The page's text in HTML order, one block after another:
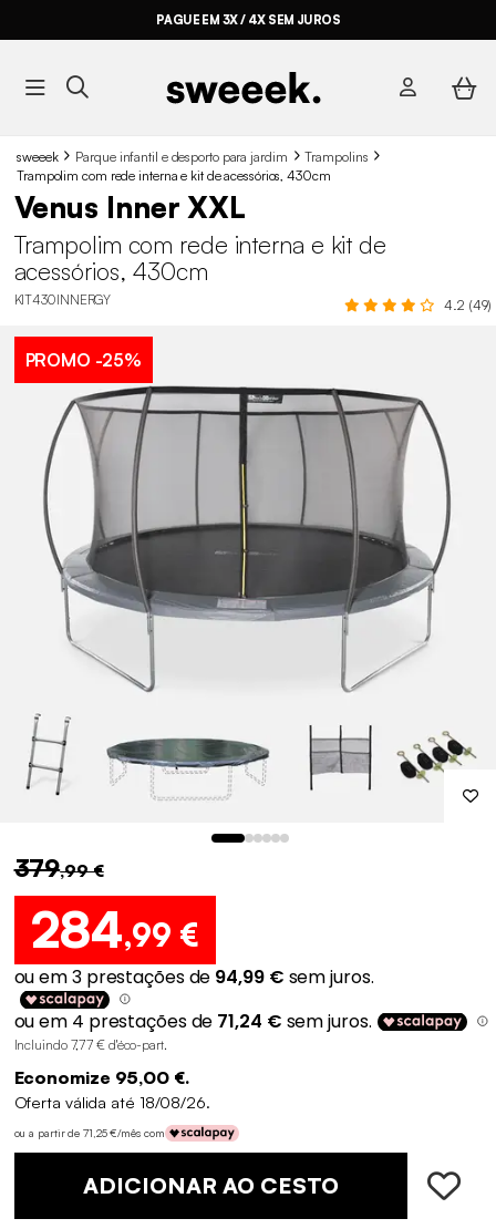
PAGUE EM 3X / 4X SEM JUROS
sweeek Parque infantil e desporto para jardim
Trampolins
Trampolim com rede interna e kit de acessórios, 430cm
Venus Inner XXL
Trampolim com rede interna e kit de
acessórios, 430cm
KIT430INNERGY 4.2 (49)
PROMO -25%
379,99 €
284,99 €
Incluindo 7,77 € d'éco-part.
Economize 95,00 €.
Oferta válida até 18/08/26.
ou a partir de 71,25 €/mês com
ADICIONAR AO CESTO